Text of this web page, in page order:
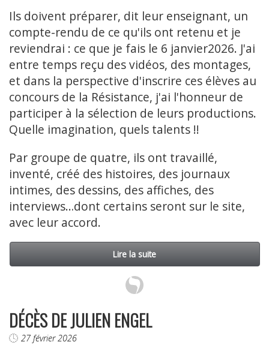
Ils doivent préparer, dit leur enseignant, un
compte-rendu de ce qu'ils ont retenu et je
reviendrai : ce que je fais le 6 janvier2026. J'ai
entre temps reçu des vidéos, des montages,
et dans la perspective d'inscrire ces élèves au
concours de la Résistance, j'ai l'honneur de
participer à la sélection de leurs productions.
Quelle imagination, quels talents !!
Par groupe de quatre, ils ont travaillé,
inventé, créé des histoires, des journaux
intimes, des dessins, des affiches, des
interviews…dont certains seront sur le site,
avec leur accord.
Lire la suite
DÉCÈS DE JULIEN ENGEL
27 février 2026